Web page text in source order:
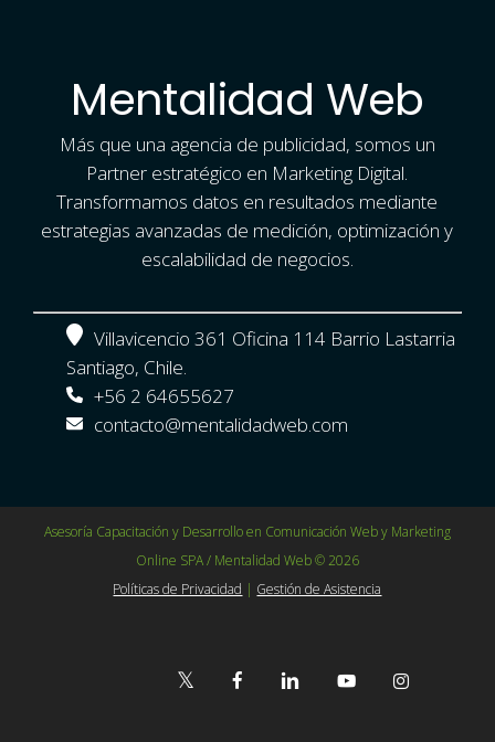
Mentalidad Web
Más que una agencia de publicidad, somos un
Partner estratégico en Marketing Digital.
Transformamos datos en resultados mediante
estrategias avanzadas de medición, optimización y
escalabilidad de negocios.
Villavicencio 361 Oficina 114 Barrio Lastarria
Santiago, Chile.
+56 2 64655627
contacto@mentalidadweb.com
Asesoría Capacitación y Desarrollo en Comunicación Web y Marketing
Online SPA / Mentalidad Web © 2026
Políticas de Privacidad | Gestión de Asistencia